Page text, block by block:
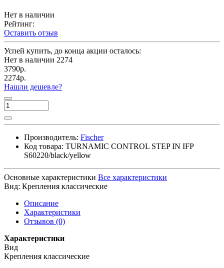
Нет в наличии
Рейтинг:
Оставить отзыв
Успей купить, до конца акции осталось:
Нет в наличии 2274
3790р.
2274р.
Нашли дешевле?
Производитель: Fischer
Код товара: TURNAMIC CONTROL STEP IN IFP
S60220/black/yellow
Основные характеристики Все характеристики
Вид: Крепления классические
Описание
Характеристики
Отзывов (0)
Характеристики
Вид
Крепления классические